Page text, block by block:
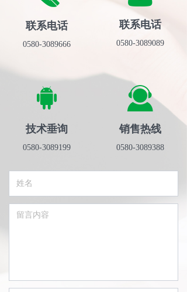
끒
技术垂询
0580-3089199
联系电话
0580-3089666
끤
销售热线
0580-3089388
联系电话
0580-3089089